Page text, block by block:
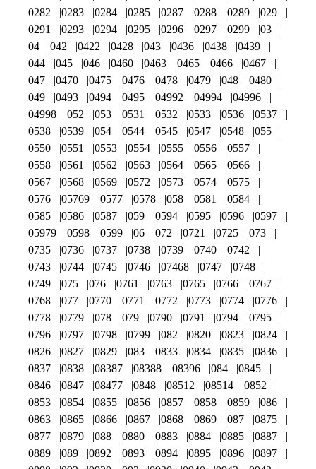
0282
0283 0284 0285 0287 0288 0289
029
0291
0293 0294 0295 0296 0297 0299
03
04
042 0422 0428 043 0436 0438
0439
044
045 046 0460 0463 0465 0466
0467
047
0470 0475 0476 0478 0479 048
0480
049
0493 0494 0495 04992 04994
04996
04998
052 053 0531 0532 0533 0536
0537
0538
0539 054 0544 0545 0547 0548
055
0550
0551 0553 0554 0555 0556
0557
0558
0561 0562 0563 0564 0565
0566
0567
0568 0569 0572 0573 0574
0575
0576
05769 0577 0578 058 0581
0584
0585
0586 0587 059 0594 0595 0596
0597
05979
0598 0599 06 072 0721 0725
073
0735
0736 0737 0738 0739 0740
0742
0743
0744 0745 0746 07468 0747
0748
0749
075 076 0761 0763 0765 0766
0767
0768
077 0770 0771 0772 0773 0774
0776
0778
0779 078 079 0790 0791 0794
0795
0796
0797 0798 0799 082 0820 0823
0824
0826
0827 0829 083 0833 0834 0835
0836
0837
0838 08387 08388 08396 084
0845
0846
0847 08477 0848 08512 08514
0852
0853
0854 0855 0856 0857 0858 0859
086
0863
0865 0866 0867 0868 0869 087
0875
0877
0879 088 0880 0883 0884 0885
0887
0889
089 0892 0893 0894 0895 0896
0897